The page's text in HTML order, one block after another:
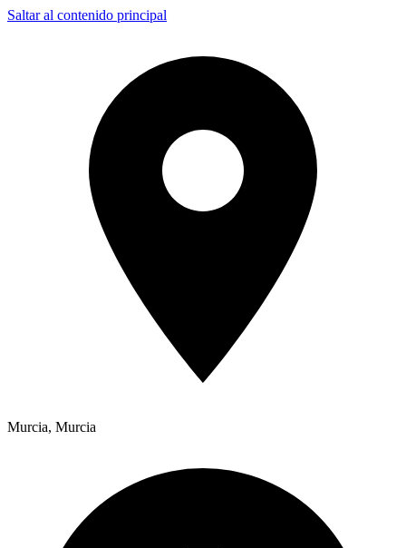
Saltar al contenido principal
Murcia, Murcia